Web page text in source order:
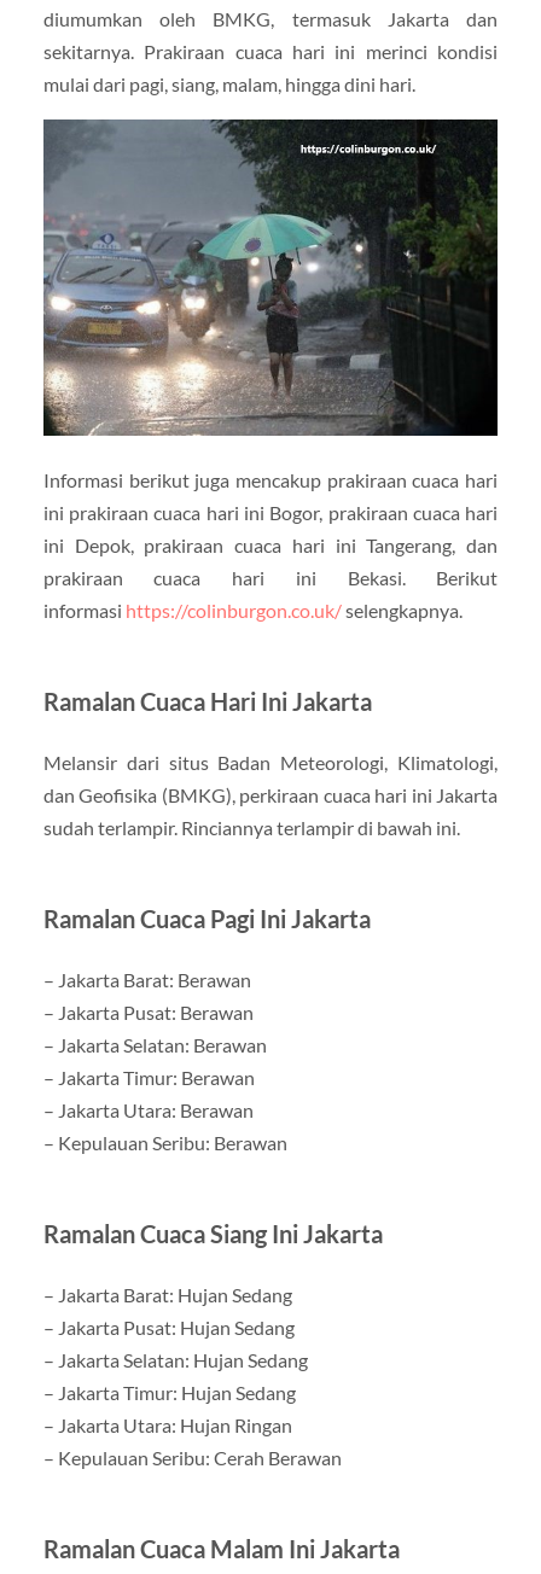
diumumkan oleh BMKG, termasuk Jakarta dan
sekitarnya. Prakiraan cuaca hari ini merinci kondisi
mulai dari pagi, siang, malam, hingga dini hari.
Informasi berikut juga mencakup prakiraan cuaca hari
ini prakiraan cuaca hari ini Bogor, prakiraan cuaca hari
ini Depok, prakiraan cuaca hari ini Tangerang, dan
prakiraan cuaca hari ini Bekasi. Berikut
informasi https://colinburgon.co.uk/selengkapnya.
Ramalan Cuaca Hari Ini Jakarta
Melansir dari situs Badan Meteorologi, Klimatologi,
dan Geofisika (BMKG), perkiraan cuaca hari ini Jakarta
sudah terlampir. Rinciannya terlampir di bawah ini.
Ramalan Cuaca Pagi Ini Jakarta
– Jakarta Barat: Berawan
– Jakarta Pusat: Berawan
– Jakarta Selatan: Berawan
– Jakarta Timur: Berawan
– Jakarta Utara: Berawan
– Kepulauan Seribu: Berawan
Ramalan Cuaca Siang Ini Jakarta
– Jakarta Barat: Hujan Sedang
– Jakarta Pusat: Hujan Sedang
– Jakarta Selatan: Hujan Sedang
– Jakarta Timur: Hujan Sedang
– Jakarta Utara: Hujan Ringan
– Kepulauan Seribu: Cerah Berawan
Ramalan Cuaca Malam Ini Jakarta